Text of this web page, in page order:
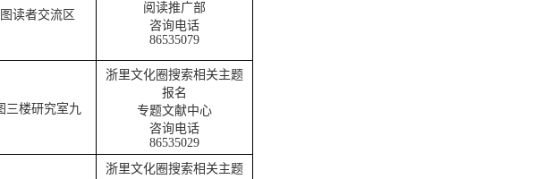
读者交流区
阅读推广部
咨询电话
86535079
三楼研究室九
浙里文化圈搜索相关主题
报名
专题文献中心
咨询电话
86535029
浙里文化圈搜索相关主题